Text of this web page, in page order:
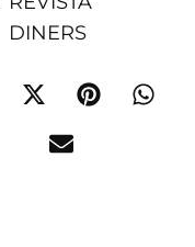
DINERS